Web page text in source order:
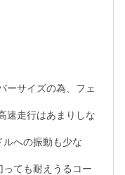
ーサイズの為、フェ
速走行はあまりしな
ルへの振動も少な
っても耐えうるコー